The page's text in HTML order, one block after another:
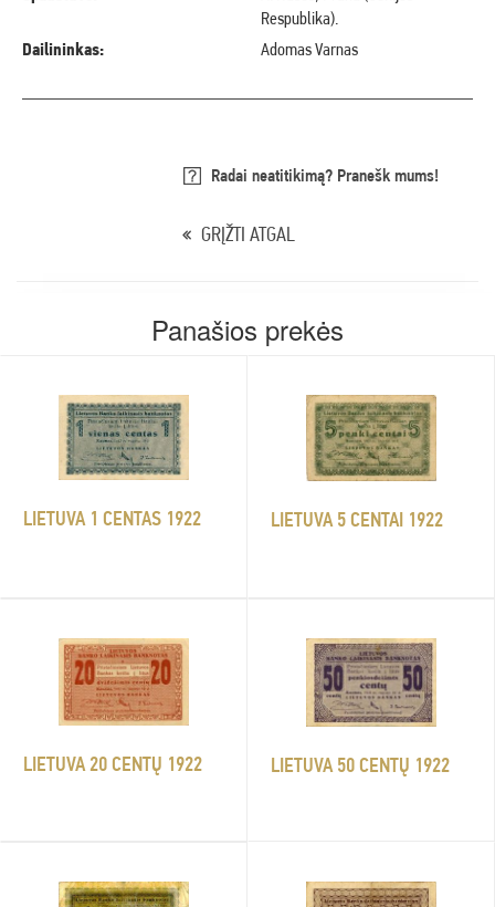
Respublika).
Dailininkas:
Adomas Varnas
Radai neatitikimą? Pranešk mums!
GRĮŽTI ATGAL
Panašios prekės
LIETUVA 1 CENTAS 1922 LIETUVA 5 CENTAI 1922
LIETUVA 20 CENTŲ 1922 LIETUVA 50 CENTŲ 1922